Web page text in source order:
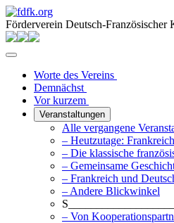
Förderverein Deutsch-Französischer
Worte des Vereins
Demnächst
Vor kurzem
Veranstaltungen
Alle vergangene
– Heutzutage:
– Die klassische
– Gemeinsame
– Frankreich und
– Andere Blickwinkel
– Von